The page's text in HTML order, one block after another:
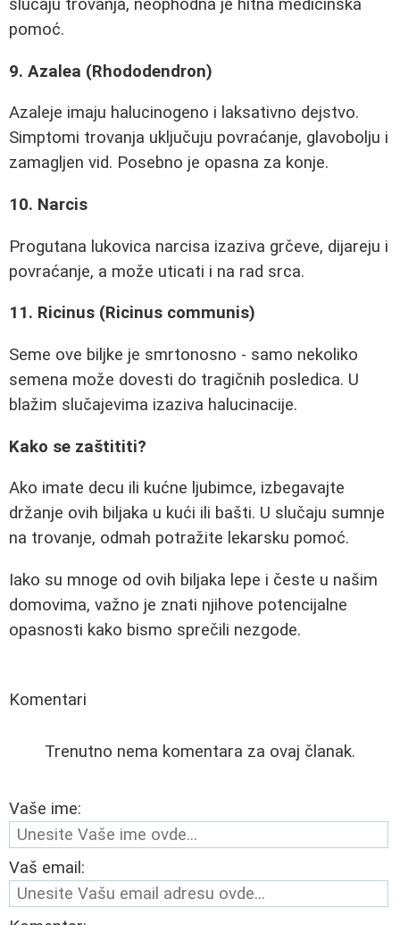
slučaju trovanja, neophodna je hitna medicinska
pomoć.
9. Azalea (Rhododendron)
Azaleje imaju halucinogeno i laksativno dejstvo.
Simptomi trovanja uključuju povraćanje, glavobolju i
zamagljen vid. Posebno je opasna za konje.
10. Narcis
Progutana lukovica narcisa izaziva grčeve, dijareju i
povraćanje, a može uticati i na rad srca.
11. Ricinus (Ricinus communis)
Seme ove biljke je smrtonosno - samo nekoliko
semena može dovesti do tragičnih posledica. U
blažim slučajevima izaziva halucinacije.
Kako se zaštititi?
Ako imate decu ili kućne ljubimce, izbegavajte
držanje ovih biljaka u kući ili bašti. U slučaju sumnje
na trovanje, odmah potražite lekarsku pomoć.
Iako su mnoge od ovih biljaka lepe i česte u našim
domovima, važno je znati njihove potencijalne
opasnosti kako bismo sprečili nezgode.
Komentari
Trenutno nema komentara za ovaj članak.
Vaše ime:
Vaš email: